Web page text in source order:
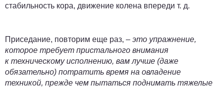
стабильность кора, движение колена впереди т. д.
Приседание, повторим еще раз, – это упражнение,
которое требует пристального внимания
к техническому исполнению, вам лучше (даже
обязательно) потратить время на овладение
техникой, прежде чем пытаться поднимать тяжелые